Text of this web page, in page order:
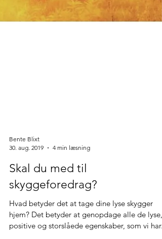
30. aug. 2019
4 min læsning
Skal du med til
skyggeforedrag?
Hvad betyder det at tage dine lyse skygger